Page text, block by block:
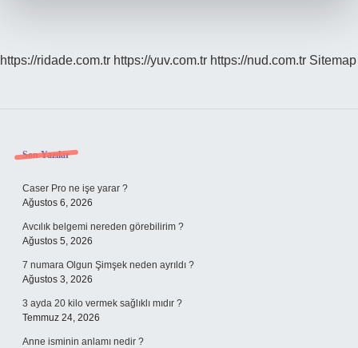
https://ridade.com.tr https://yuv.com.tr https://nud.com.tr Sitemap
Sidebar
Son Yazılar
Caser Pro ne işe yarar ?
Ağustos 6, 2026
Avcılık belgemi nereden görebilirim ?
Ağustos 5, 2026
7 numara Olgun Şimşek neden ayrıldı ?
Ağustos 3, 2026
3 ayda 20 kilo vermek sağlıklı mıdır ?
Temmuz 24, 2026
Anne isminin anlamı nedir ?